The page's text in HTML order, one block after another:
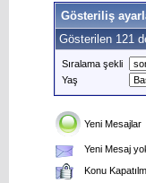
Gösteriliş
Gösterilen 121
Sıralama şekli
Yaş
Yeni Mesajlar
Yeni Mesaj
Konu